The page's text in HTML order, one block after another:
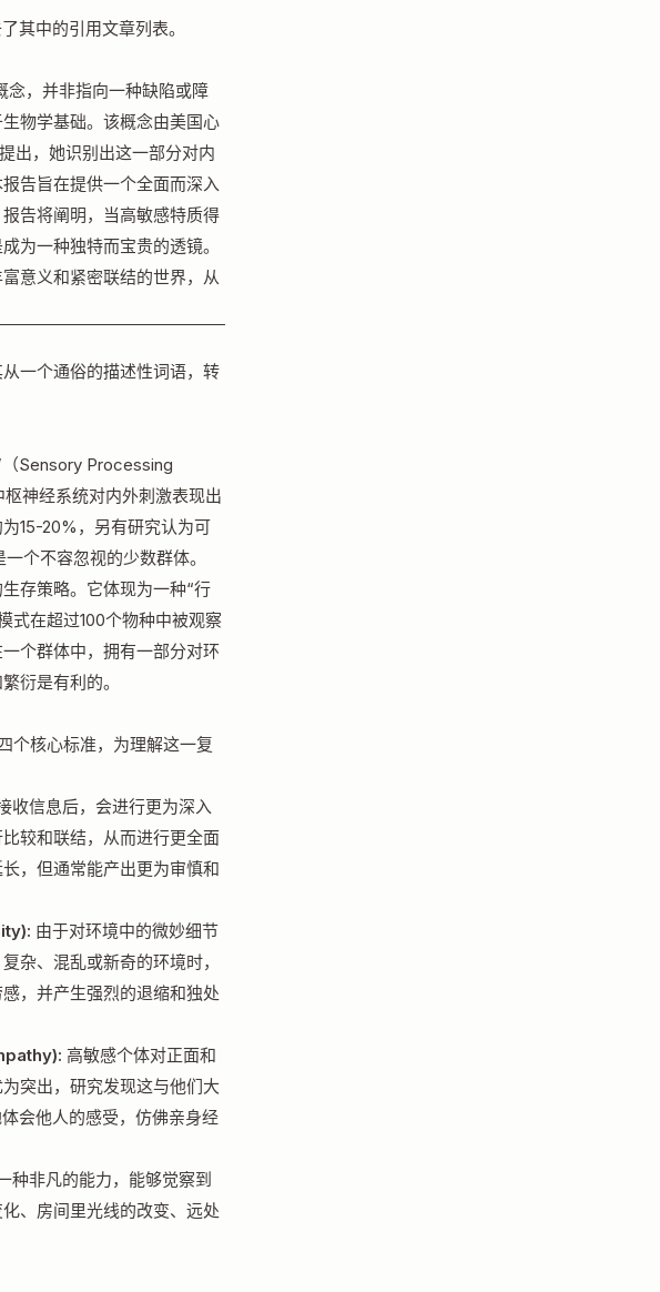
其中的引用文章列表。
念，并非指向一种缺陷或障
物学基础。该概念由美国心
出，她识别出这一部分对内
告旨在提供一个全面而深入
告将阐明，当高敏感特质得
为一种独特而宝贵的透镜。
意义和紧密联结的世界，从
一个通俗的描述性词语，转
Sensory Processing
神经系统对内外刺激表现出
15-20%，另有研究认为可
个不容忽视的少数群体。
存策略。它体现为一种“行
式在超过100个物种中被观察
个群体中，拥有一部分对环
衍是有利的。
个核心标准，为理解这一复
收信息后，会进行更为深入
较和联结，从而进行更全面
，但通常能产出更为审慎和
由于对环境中的微妙细节
杂、混乱或新奇的环境时，
，并产生强烈的退缩和独处
高敏感个体对正面和
突出，研究发现这与他们大
会他人的感受，仿佛亲身经
种非凡的能力，能够觉察到
、房间里光线的改变、远处